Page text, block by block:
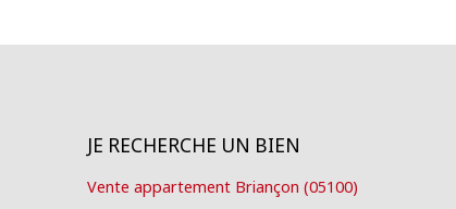
JE RECHERCHE UN BIEN
Vente appartement Briançon (05100)